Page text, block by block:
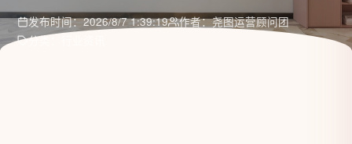
发布时间：2026/8/7 1:39:19
作者：尧图运营顾问团
分类：行业资讯